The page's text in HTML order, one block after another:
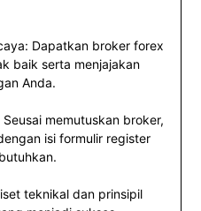
Dapatkan broker forex
baik serta menjajakan
Anda.
memutuskan broker,
isi formulir register
teknikal dan prinsipil